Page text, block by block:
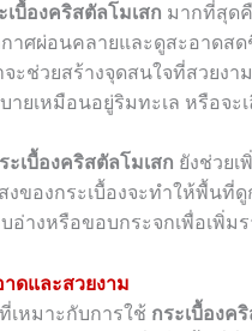
เบื้องคริสตัลโมเสก มากที่สุด
าศผ่อนคลายและดูสะอาดส
ะช่วยสร้างจุดสนใจที่สวยง
ายเหมือนอยู่ริมทะเล หรือจ
ะเบื้องคริสตัลโมเสก ยังช่วยเ
งของกระเบื้องจะทำให้พื้น
อ่างหรือขอบกระจกเพื่อเพิ่ม
ดและสวยงาม
เหมาะกับการใช้ กระเบื้องค